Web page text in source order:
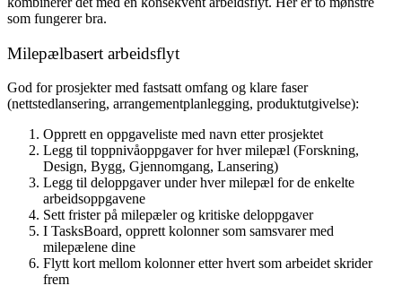
som fungerer bra.
Milepælbasert arbeidsflyt
God for prosjekter med fastsatt omfang og klare faser
(nettstedlansering, arrangementplanlegging, produktutgivelse):
Opprett en oppgaveliste med navn etter prosjektet
Legg til toppnivåoppgaver for hver milepæl (Forskning,
Design, Bygg, Gjennomgang, Lansering)
Legg til deloppgaver under hver milepæl for de enkelte
arbeidsoppgavene
Sett frister på milepæler og kritiske deloppgaver
I TasksBoard, opprett kolonner som samsvarer med
milepælene dine
Flytt kort mellom kolonner etter hvert som arbeidet skrider
frem